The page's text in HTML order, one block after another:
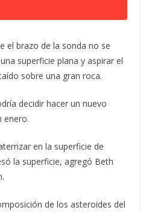
el brazo de la sonda no se
superficie plana y aspirar el
sobre una gran roca.
decidir hacer un nuevo
enero.
en la superficie de
la superficie, agregó Beth
de los asteroides del